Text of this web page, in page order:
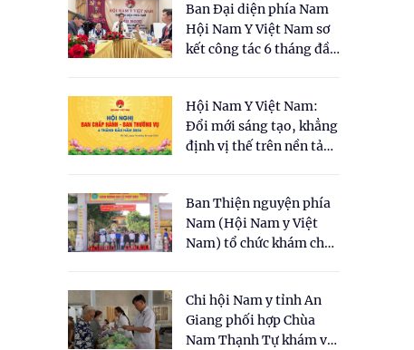
cho Luật Y dược cổ
truyền Việt Nam"
Ban Đại diện phía Nam
Hội Nam Y Việt Nam sơ
kết công tác 6 tháng đầu
Hội Nam Y Việt Nam:
Đổi mới sáng tạo, khẳng
định vị thế trên nền tảng
Ban Thiện nguyện phía
Nam (Hội Nam y Việt
Nam) tổ chức khám chữa
dân tại xã Tân Tập
Chi hội Nam y tỉnh An
Giang phối hợp Chùa
Nam Thạnh Tự khám và